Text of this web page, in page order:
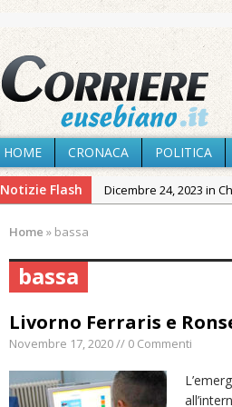
HOME CRONACA POLITICA
Notizie Flash Dicembre 24, 2023 in
Agosto 7, 2026 in
Agosto 7, 2026 in Paesi:
Agosto 7, 2026 in
Home » bassa
bassa
Livorno Ferraris e
Novembre 17, 2020 // 0 Commenti